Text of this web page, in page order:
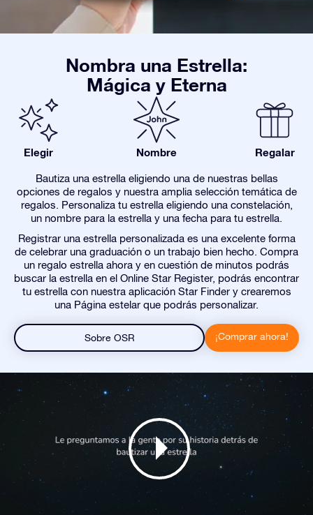
Nombra una Estrella:
Mágica y Eterna
Elegir Nombre Regalar
Bautiza una estrella eligiendo una de nuestras bellas
opciones de regalos y nuestra amplia selección temática de
regalos. Personaliza tu estrella eligiendo una constelación,
un nombre para la estrella y una fecha para tu estrella.
Registrar una estrella personalizada es una excelente forma
de celebrar una graduación o un trabajo bien hecho. Compra
un regalo estrella ahora y en cuestión de minutos podrás
buscar la estrella en el Online Star Register, podrás encontrar
tu estrella con nuestra aplicación Star Finder y crearemos
una Página estelar que podrás personalizar.
Sobre OSR ¡Comprar ahora!